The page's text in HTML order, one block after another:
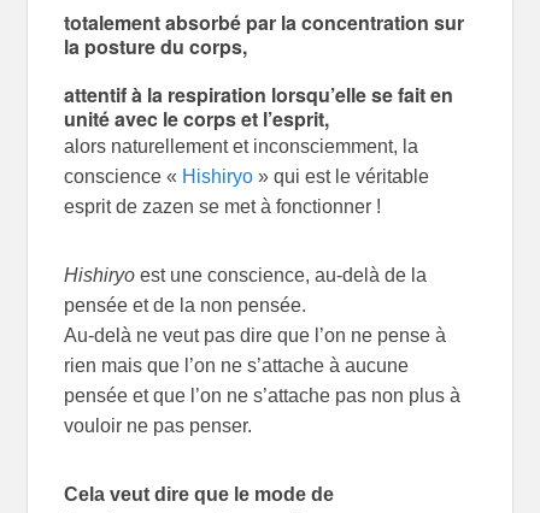
totalement absorbé par la concentration sur
la posture du corps,
attentif à la respiration lorsqu’elle se fait en
unité avec le corps et l’esprit,
alors naturellement et inconsciemment, la
conscience « Hishiryo » qui est le véritable
esprit de zazen se met à fonctionner !
Hishiryoest une conscience, au-delà de la
pensée et de la non pensée.
Au-delà ne veut pas dire que l’on ne pense à
rien mais que l’on ne s’attache à aucune
pensée et que l’on ne s’attache pas non plus à
vouloir ne pas penser.
Cela veut dire que le mode de